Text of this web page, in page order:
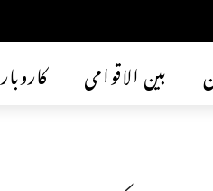
کاروبار بین الاقوامی